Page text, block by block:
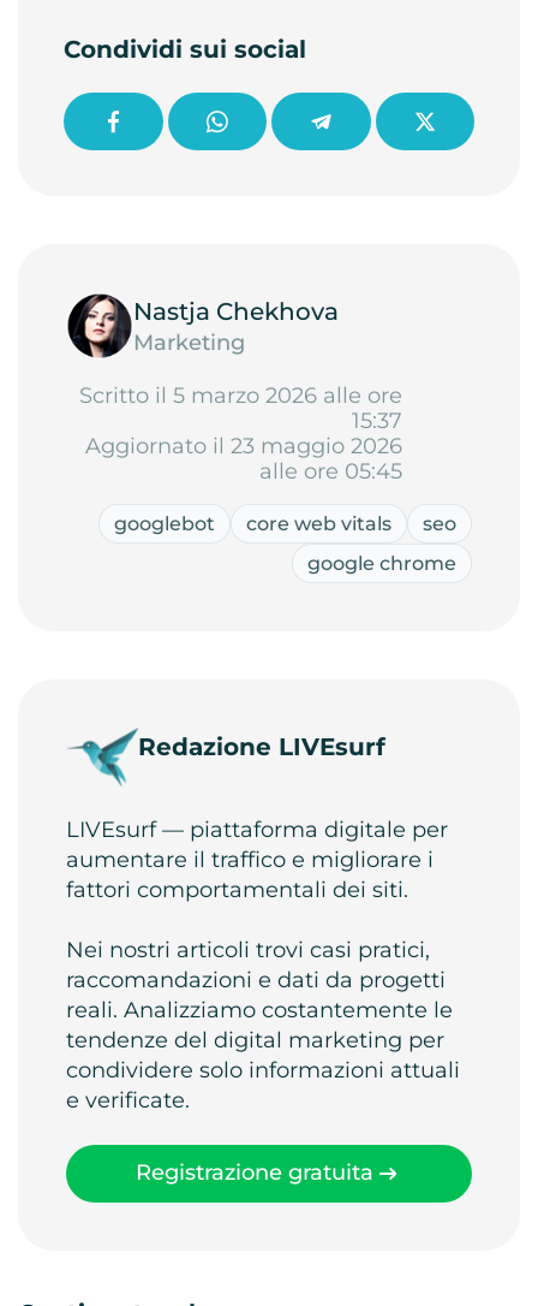
Condividi sui social
Nastja Chekhova
Marketing
Scritto il 5 marzo 2026 alle ore
15:37
Aggiornato il 23 maggio 2026
alle ore 05:45
googlebot core web vitals
seo
google chrome
Redazione LIVEsurf
LIVEsurf — piattaforma digitale per
aumentare il traffico e migliorare i
fattori comportamentali dei siti.
Nei nostri articoli trovi casi pratici,
raccomandazioni e dati da progetti
reali. Analizziamo costantemente le
tendenze del digital marketing per
condividere solo informazioni attuali
e verificate.
Registrazione gratuita